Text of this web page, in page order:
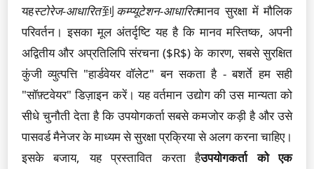
यहस्टोरेज-आधारित到 कम्प्यूटेशन-आधारितमानव सुरक्षा में मौलिक
परिवर्तन। इसका मूल अंतर्दृष्टि यह है कि मानव मस्तिष्क, अपनी
अद्वितीय और अप्रतिलिपि संरचना ($R$) के कारण, सबसे सुरक्षित
कुंजी व्युत्पत्ति "हार्डवेयर वॉलेट" बन सकता है - बशर्ते हम सही
"सॉफ़्टवेयर" डिज़ाइन करें। यह वर्तमान उद्योग की उस मान्यता को
सीधे चुनौती देता है कि उपयोगकर्ता सबसे कमजोर कड़ी है और उसे
पासवर्ड मैनेजर के माध्यम से सुरक्षा प्रक्रिया से अलग करना चाहिए।
इसके बजाय, यह प्रस्तावित करता हैउपयोगकर्ता को एक